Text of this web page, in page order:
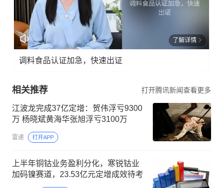
了解详情
调料食品认证加急，快速出证
相关推荐 打开腾讯新闻查看更多
江波龙完成37亿定增：贺伟浮亏9300
万 杨晓斌黄海华张旭浮亏3100万
雷递 打开APP
上半年铜钴业务盈利分化，寒锐钴业
加码镍赛道，23.53亿元定增成效待考